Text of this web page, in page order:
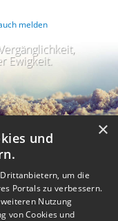
Ewigkeit.
melden
Datenschutz
AGB
×
und
um die
Portals zu verbessern.
Nutzung
von Cookies und